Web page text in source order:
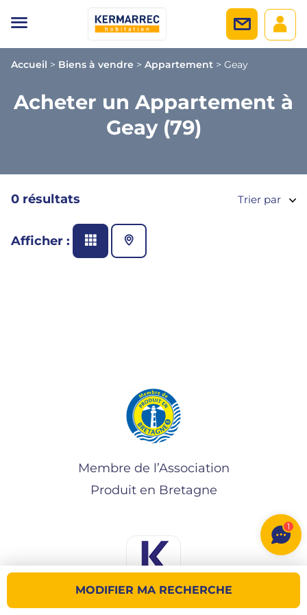
Accueil > Biens à vendre > Appartement > Geay
Acheter un Appartement à
Geay (79)
MODIFIER MA RECHERCHE
0 résultats Trier par
Afficher :
Membre de l’Association
Produit en Bretagne
1